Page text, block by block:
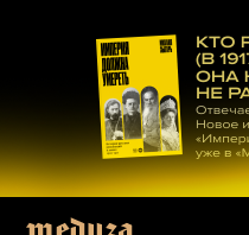
материалам